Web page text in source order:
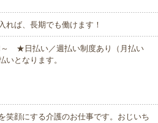
ば、長期でも働けます！
★日払い／週払い制度あり（月払い
となります。
笑顔にする介護のお仕事です。おじいち